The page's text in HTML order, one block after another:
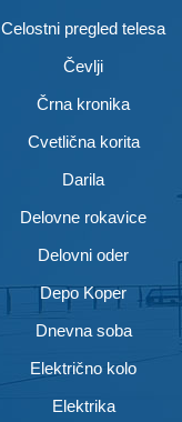
Celostni pregled telesa
Čevlji
Črna kronika
Cvetlična korita
Darila
Delovne rokavice
Delovni oder
Depo Koper
Dnevna soba
Električno kolo
Elektrika